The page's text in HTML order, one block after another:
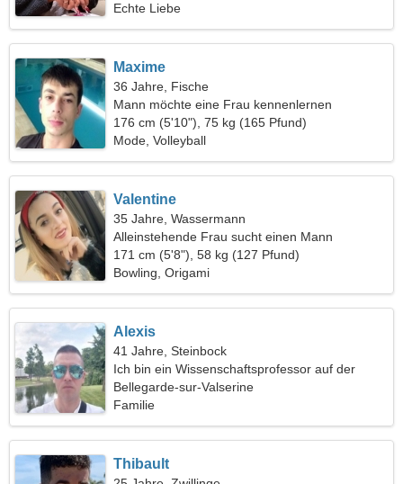
Echte Liebe
Maxime
36 Jahre, Fische
Mann möchte eine Frau kennenlernen
176 cm (5'10"), 75 kg (165 Pfund)
Mode, Volleyball
Valentine
35 Jahre, Wassermann
Alleinstehende Frau sucht einen Mann
171 cm (5'8"), 58 kg (127 Pfund)
Bowling, Origami
Alexis
41 Jahre, Steinbock
Ich bin ein Wissenschaftsprofessor auf der
Suche nach einer leidenschaftlichen Frau
Bellegarde-sur-Valserine
Familie
Thibault